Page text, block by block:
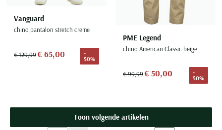
Vanguard
chino pantalon stretch creme
€ 129,99€ 65,00
-
50%
PME Legend
chino American Classic beige
€ 99,99€ 50,00
-
50%
Toon volgende artikelen